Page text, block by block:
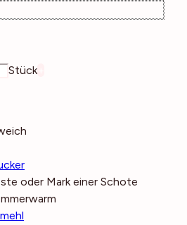
Stück
oder Mark einer Schote